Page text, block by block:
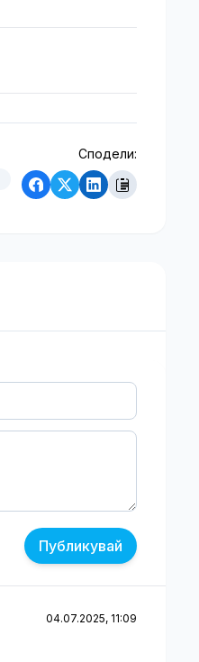
Сподели:
Публикувай
04.07.2025, 11:09